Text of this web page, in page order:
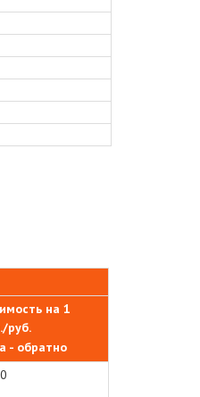
на 1
руб.
- обратно